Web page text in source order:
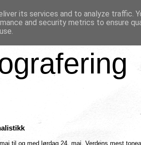
til og med lørdag 24. mai. Verdens mest
its services and to analyze traffic.
and security metrics to ensure